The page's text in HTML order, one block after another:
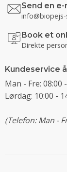
Send en e-
Book et
Direkte
Kundeservice
Man - Fre: 08:00
Lørdag: 10:00 -
(Telefon: Man -